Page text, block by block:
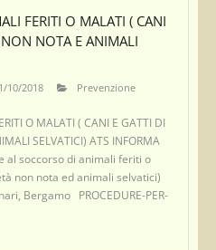
FERITI O MALATI ( CANI
NON NOTA E ANIMALI
10/2018 Prevenzione
O MALATI ( CANI E GATTI DI
SELVATICI) ATS INFORMA
al soccorso di animali feriti o
non nota ed animali selvatici)
Bergamo PROCEDURE-PER-